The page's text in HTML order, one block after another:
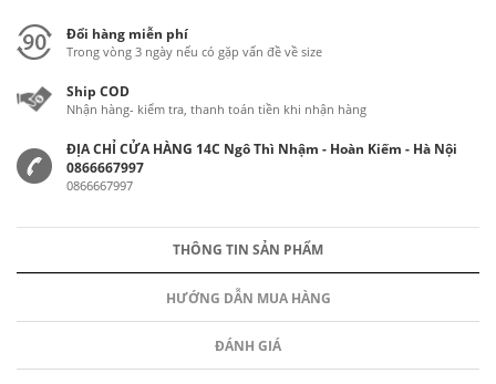
Đổi hàng miễn phí
Trong vòng 3 ngày nếu có gặp vấn đề về size
Ship COD
Nhận hàng- kiểm tra, thanh toán tiền khi nhận hàng
ĐỊA CHỈ CỬA HÀNG 14C Ngô Thì Nhậm - Hoàn Kiếm - Hà Nội
0866667997
0866667997
THÔNG TIN SẢN PHẨM
HƯỚNG DẪN MUA HÀNG
ĐÁNH GIÁ